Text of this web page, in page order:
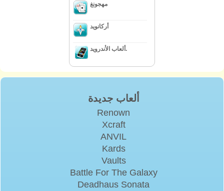
مهجونغ
أركانويد
ألعاب الأندرويد.
ألعاب جديدة
Renown
Xcraft
ANVIL
Kards
Vaults
Battle For The Galaxy
Deadhaus Sonata